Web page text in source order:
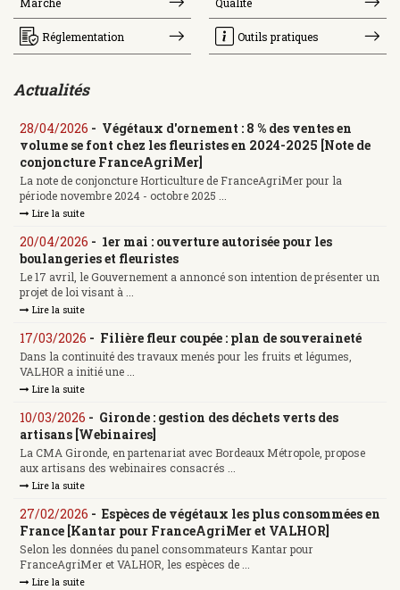
Réglementation Outils pratiques
Actualités
28/04/2026 - Végétaux d'ornement : 8 % des ventes en
volume se font chez les fleuristes en 2024-2025 [Note de
conjoncture FranceAgriMer]
La note de conjoncture Horticulture de FranceAgriMer pour la
période novembre 2024 - octobre 2025 ...
Lire la suite
20/04/2026 - 1er mai : ouverture autorisée pour les
boulangeries et fleuristes
Le 17 avril, le Gouvernement a annoncé son intention de présenter un
projet de loi visant à ...
Lire la suite
17/03/2026 - Filière fleur coupée : plan de souveraineté
Dans la continuité des travaux menés pour les fruits et légumes,
VALHOR a initié une ...
Lire la suite
10/03/2026 - Gironde : gestion des déchets verts des
artisans [Webinaires]
La CMA Gironde, en partenariat avec Bordeaux Métropole, propose
aux artisans des webinaires consacrés ...
Lire la suite
27/02/2026 - Espèces de végétaux les plus consommées en
France [Kantar pour FranceAgriMer et VALHOR]
Selon les données du panel consommateurs Kantar pour
FranceAgriMer et VALHOR, les espèces de ...
Lire la suite